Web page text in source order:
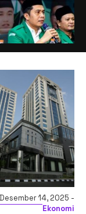
Desember 14, 2025 -
Ekonomi